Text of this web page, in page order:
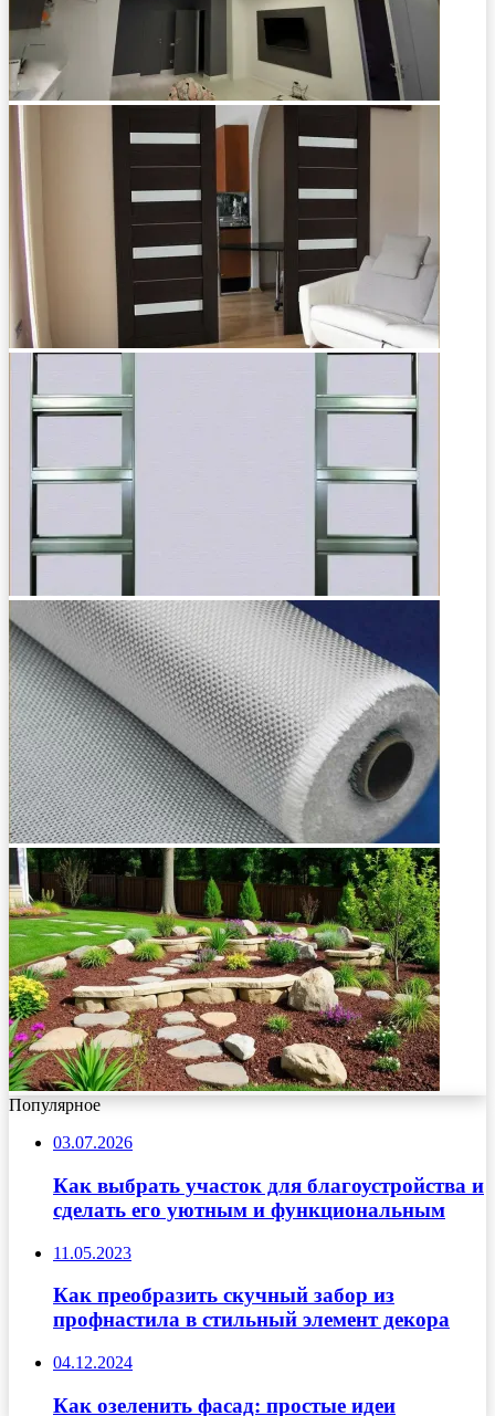
Популярное
03.07.2026
Как выбрать участок для благоустройства и
сделать его уютным и функциональным
11.05.2023
Как преобразить скучный забор из
профнастила в стильный элемент декора
04.12.2024
Как озеленить фасад: простые идеи